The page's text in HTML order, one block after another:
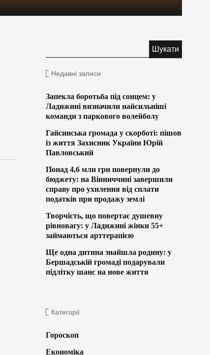
Недавні записи
Запекла боротьба під сонцем: у
Ладижині визначили найсильніші
команди з паркового волейболу
Гайсинська громада у скорботі: пішов
із життя Захисник України Юрій
Павловський
Понад 4,6 млн грн повернули до
бюджету: на Вінниччині завершили
справу про ухилення від сплати
податків при продажу землі
Творчість, що повертає душевну
рівновагу: у Ладижині жінки 55+
займаються арттерапією
Ще одна дитина знайшла родину: у
Бершадській громаді подарували
підлітку шанс на нове життя
Категорії
Гороскоп
Економіка